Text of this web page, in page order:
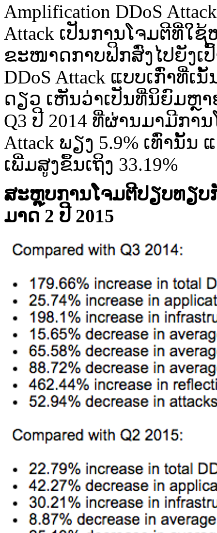
Amplification DDoS
Attack ເປັນ​ການ​ໂຈມ​ຕີ​ທີ່​
ຂະໜາດ​ກາບ​ຟິກ​ສົ່ງ​ໄປ​ຍັງ​ເ
DDoS Attack ແບບ​ເກົ່າ​ທີ່​ເ
ດຽວ ເຫັນ​ວ່າ​ເປັນ​ທີ່​ນິຍົມ​ຫຼ
Q3 ປີ 2014 ທີ່​ຜ່ານມາ​ມີ​ກາ
Attack ພຽງ 5.9% ເທົ່າ​ນັ້
ເພີ່ມ​ສູງ​ຂຶ້ນ​ເຖິງ 33.19%
ສະຫຼຸບ​ການ​ໂຈມ​ຕີ​ປຽບທຽບ​
ມາດ 2 ປີ 2015